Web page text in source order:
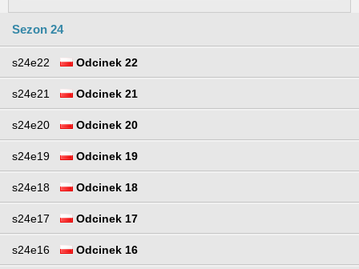
Sezon 24
s24e22 Odcinek 22
s24e21 Odcinek 21
s24e20 Odcinek 20
s24e19 Odcinek 19
s24e18 Odcinek 18
s24e17 Odcinek 17
s24e16 Odcinek 16